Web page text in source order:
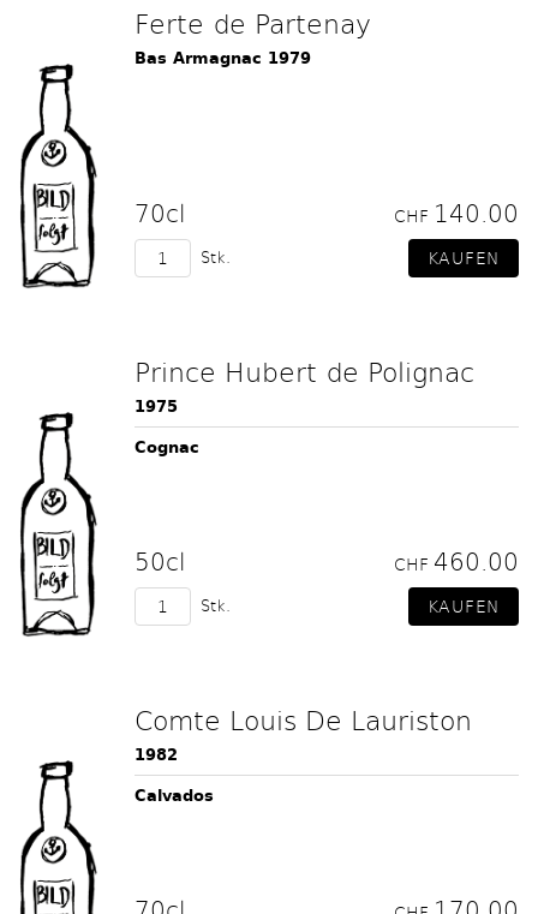
Ferte de Partenay
Bas Armagnac 1979
70cl CHF 140.00
Stk.
Prince Hubert de Polignac
1975
Cognac
50cl CHF 460.00
Stk.
Comte Louis De Lauriston
1982
Calvados